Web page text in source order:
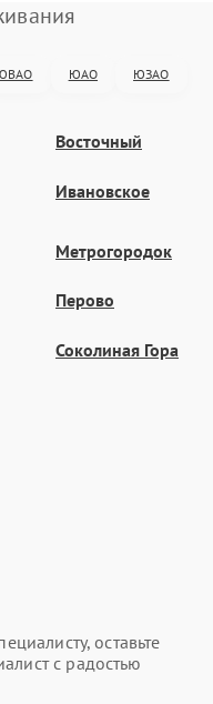
ЮАО ЮЗАО
Восточный
Ивановское
Метрогородок
Перово
Соколиная Гора
оставьте
с радостью